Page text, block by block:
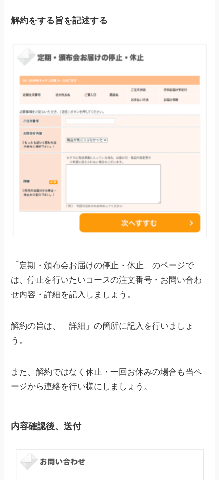
解約をする旨を記述する
「定期・頒布会お届けの停止・休止」のページで
は、停止を行いたいコースの注文番号・お問い合わ
せ内容・詳細を記入しましょう。
解約の旨は、「詳細」の箇所に記入を行いましょ
う。
また、解約ではなく休止・一回お休みの場合も当ペ
ージから連絡を行い様にしましょう。
内容確認後、送付